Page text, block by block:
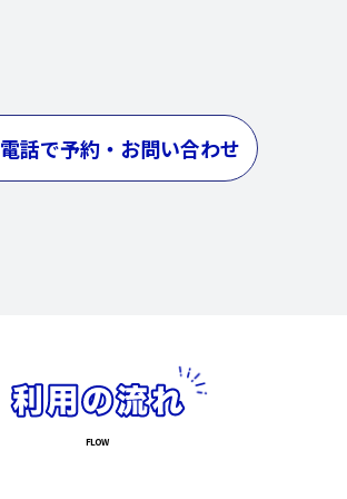
電話で予約・お問い合わせ